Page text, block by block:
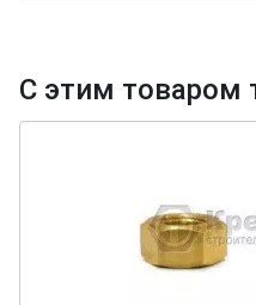
С этим товаром